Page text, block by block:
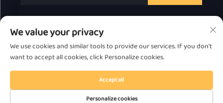
Copyright © 2025 af Chaozhou Great Bear Technology
Co., Ltd.
Fortrolighedspolitik
Rul til toppen
We value your privacy
We use cookies and similar tools to provide our services. If you don't
want to accept all cookies, click Personalize cookies.
Personalize cookies
Accept all